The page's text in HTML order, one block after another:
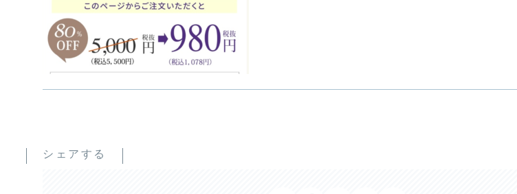
シェアする